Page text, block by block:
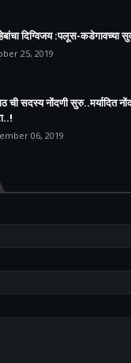
दिग्विजय :पलूस-कडेगावच्या
25, 2019
ची सदस्य नोंदणी सुरु..मर्यादित
06, 2019